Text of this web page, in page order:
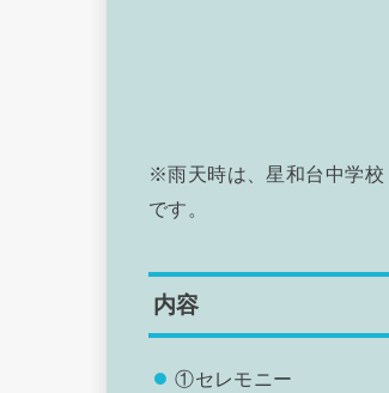
※雨天時は、星和台中学校
です。
内容
①セレモニー